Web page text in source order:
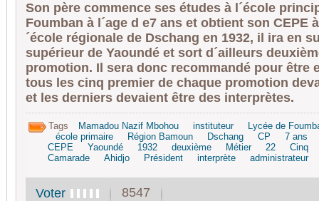
Son père commence ses études à l´école
Foumban à l´age d e7 ans et obtient son CEPE
´école régionale de Dschang en 1932, il ira en
supérieur de Yaoundé et sort d´ailleurs
promotion. Il sera donc recommandé pour être
tous les cinq premier de chaque promotion
et les derniers devaient être des interprètes.
Tags Mamadou Nazif Mbohou instituteur
Lycée de
école primaire
Région Bamoun Dschang CP
7 ans
CEPE
Yaoundé 1932 deuxième Métier 22
Cinq
Camarade
Ahidjo Président interprète administrateur
Voter 8547